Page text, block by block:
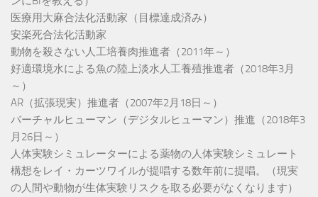
医療用大麻合法化活動家（目標達成済み）
安楽死合法化活動家
動物を殺さない人工培養肉推進者（2011年～）
好適環境水による魚の陸上淡水人工養殖推進者（2018年3月
～）
AR（拡張現実）推進者（2007年2月18日～）
バーチャルヒューマン（デジタルヒューマン）推進（2018年3
月26日～）
人体実験シミュレーターによる薬物の人体実験シミュレート
構想をレイ・カーツワイルが提唱する数年前に提唱。（現実
の人間や動物が生体実験リスクを取る必要がなくなります）